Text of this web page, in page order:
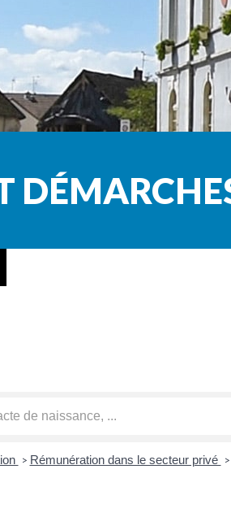
> Rémunération dans le secteur privé >